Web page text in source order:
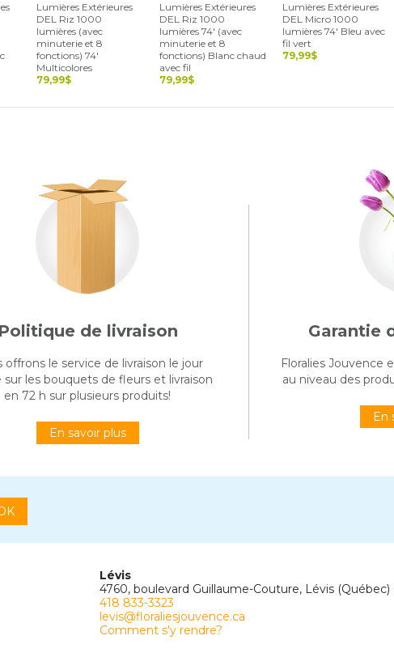
Lumières Extérieures
DEL Riz 1000
lumières (avec
minuterie et 8
fonctions) 74'
Multicolores
79,99$
Lumières Extérieures
DEL Riz 1000
lumières 74' (avec
minuterie et 8
fonctions) Blanc chaud
avec fil
79,99$
Lumières Extérieures
DEL Micro 1000
lumières 74' Bleu avec
fil vert
79,99$
Politique de livraison
offrons le service de livraison le jour
les bouquets de fleurs et livraison
en 72 h sur plusieurs produits!
En savoir plus
Garantie
Floralies Jouvence
au niveau des
En
Lévis
4760, boulevard Guillaume-Couture, Lévis (Québec)
418 833-3323
levis@floraliesjouvence.ca
Comment s'y rendre?